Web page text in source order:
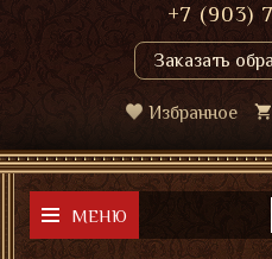
+7 (903)
Заказать
Избранное
МЕНЮ